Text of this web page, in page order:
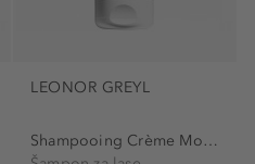
LEONOR GREYL
Shampooing Crème Moelle De...